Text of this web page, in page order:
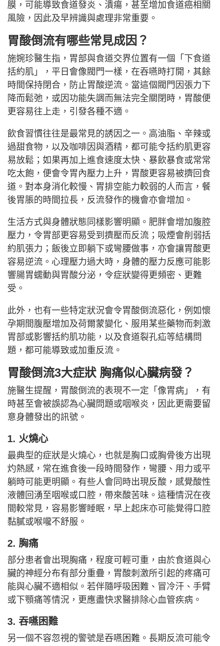
膜，可能導致食道發炎、潰瘍，甚至增加食道癌相關
風險，因此及早辨識與處理非常重要。
胃酸倒流有哪些常見成因？
施婉珍醫生指，胃部與食道交界位置有一個「下食道
括約肌」，平日會像閥門一樣，在吞嚥時打開，其餘
時間保持閉合，防止胃酸逆流。當這個閥門因張力下
降而鬆弛，或因功能失調而無法完全關閉時，胃酸便
更容易往上走，引發各種不適。
飲食習慣往往是最常見的誘因之一。高油脂、辛辣或
過甜食物，以及咖啡因與酒精，都可能令括約肌更容
易放鬆；如果再加上進食速度太快、暴飲暴食或常常
吃太飽，便會令胃內壓力上升，胃酸更容易被擠回食
道。對本身消化較慢、胃排空能力較弱的人而言，餐
後胃脹的時間拉長，反流發作的機會亦會增加。
生活方式與身體狀態同樣影響明顯。肥胖會增加腹腔
壓力，令胃部更容易受到擠壓而反流；吸煙會削弱括
約肌張力；飯後立即躺下或彎腰做事，亦會讓胃酸更
容易逆流。心理壓力過大時，身體的壓力反應可能影
響腸胃蠕動與胃酸分泌，令症狀變得更頻密、更難
受。
此外，也有一些特定狀況會令胃酸倒流惡化，例如懷
孕期間腹壓增加及荷爾蒙變化、服用某些藥物而刺激
胃部或影響括約肌功能，以及食道裂孔疝等結構問
題，都可能導致或加重反流。
胃酸倒流3大症狀 胸痛似心臟病發？
施醫生提醒，胃酸倒流的表現不一定「像胃病」，有
時甚至會被誤認為心臟問題或咽喉炎，因此更需要留
意身體發出的訊號。
1. 火燒心
最典型的症狀是火燒心，也就是胸口或胸骨後方出現
灼熱感，常在進食後一段時間發作，彎腰、用力或平
躺時可能更明顯。有些人會同時出現反酸，感覺酸性
液體回湧至咽喉或口腔，帶來酸苦味。這種情況在夜
間較常見，容易影響睡眠，早上起床亦可能覺得口腔
黏膩或喉嚨不舒服。
2. 胸痛
部分患者會出現胸痛，程度可輕可重，由於食道與心
臟的神經分布有部分重疊，胃酸刺激所引起的疼痛可
能與心臟不適相似。若伴隨呼吸困難、冒冷汗、手臂
或下顎痛等情況，更應盡快求醫排除心血管疾病。
3. 吞嚥困難
另一個不容忽視的警號是吞嚥困難。長期反流可能令